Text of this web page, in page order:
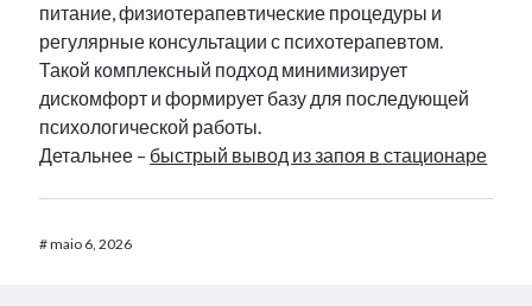
питание, физиотерапевтические процедуры и
регулярные консультации с психотерапевтом.
Такой комплексный подход минимизирует
дискомфорт и формирует базу для последующей
психологической работы.
Детальнее – быстрый вывод из запоя в стационаре
#maio 6, 2026